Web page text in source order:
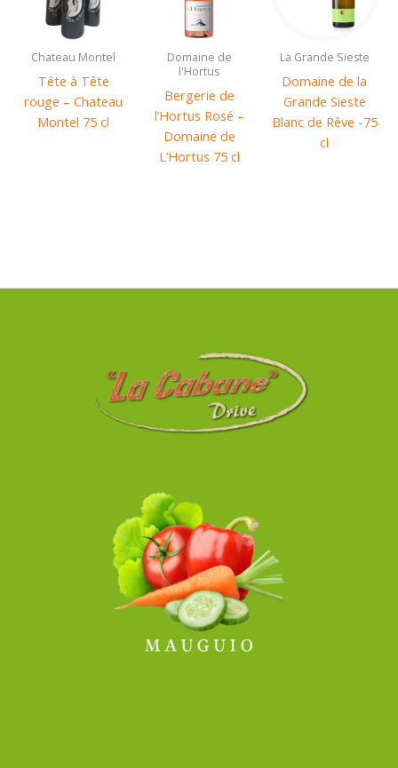
Chateau Montel
Tête à Tête
rouge – Chateau
Montel 75 cl
Domaine de
l'Hortus
Bergerie de
l’Hortus Rosé –
Domaine de
L’Hortus 75 cl
La Grande Sieste
Domaine de la
Grande Sieste
Blanc de Rêve -75
cl